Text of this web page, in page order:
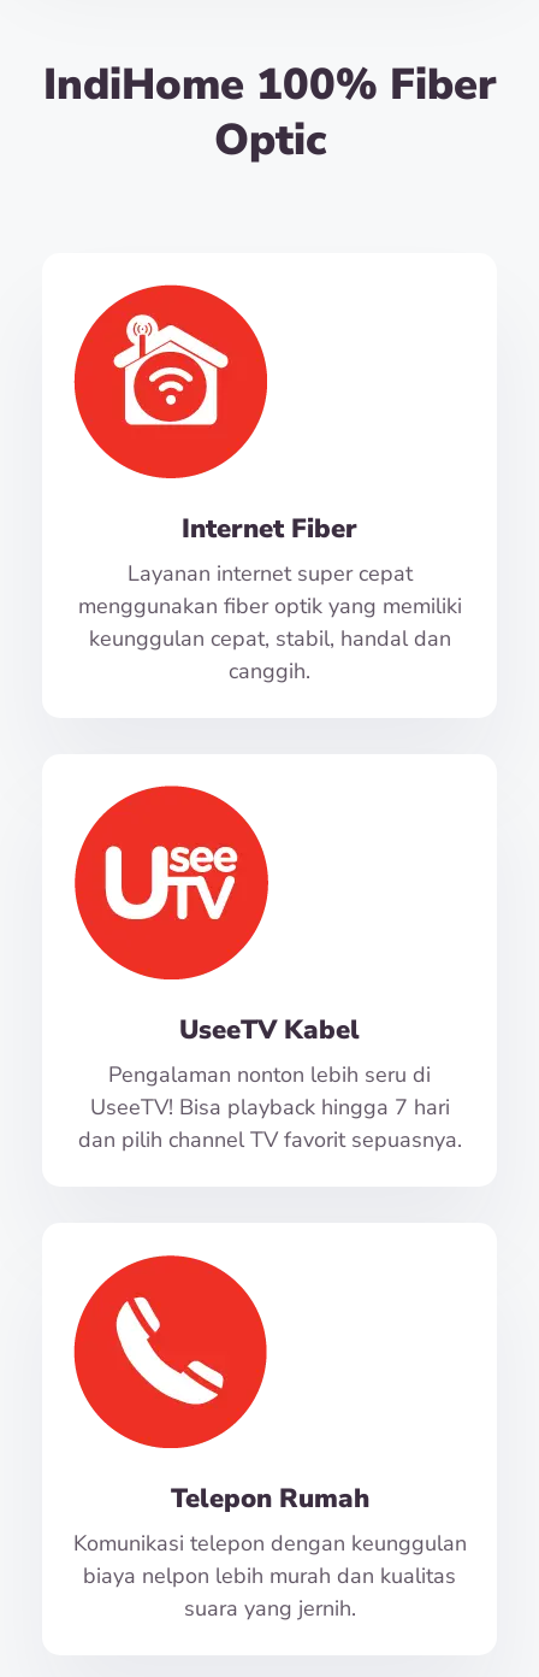
IndiHome 100% Fiber
Optic
Internet Fiber
Layanan internet super cepat
menggunakan fiber optik yang memiliki
keunggulan cepat, stabil, handal dan
canggih.
UseeTV Kabel
Pengalaman nonton lebih seru di
UseeTV! Bisa playback hingga 7 hari
dan pilih channel TV favorit sepuasnya.
Telepon Rumah
Komunikasi telepon dengan keunggulan
biaya nelpon lebih murah dan kualitas
suara yang jernih.